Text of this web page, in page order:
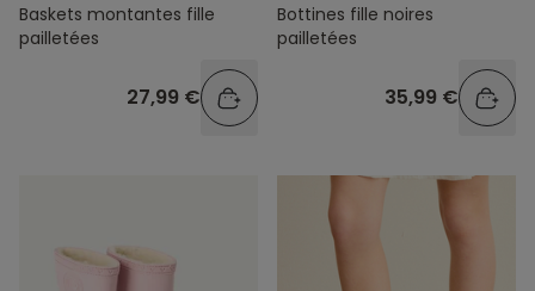
Baskets montantes fille
pailletées
27,99 €
Bottines fille noires
pailletées
35,99 €